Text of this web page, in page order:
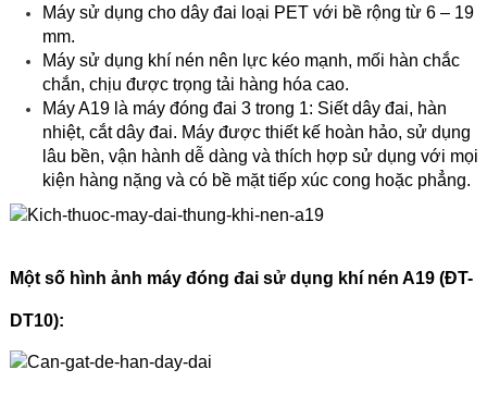
Máy sử dụng cho dây đai loại PET với bề rộng từ 6 – 19
mm.
Máy sử dụng khí nén nên lực kéo mạnh, mối hàn chắc
chắn, chịu được trọng tải hàng hóa cao.
Máy A19 là máy đóng đai 3 trong 1: Siết dây đai, hàn
nhiệt, cắt dây đai. Máy được thiết kế hoàn hảo, sử dụng
lâu bền, vận hành dễ dàng và thích hợp sử dụng với mọi
kiện hàng nặng và có bề mặt tiếp xúc cong hoặc phẳng.
Một số hình ảnh máy đóng đai sử dụng khí nén A19 (ĐT-
DT10):